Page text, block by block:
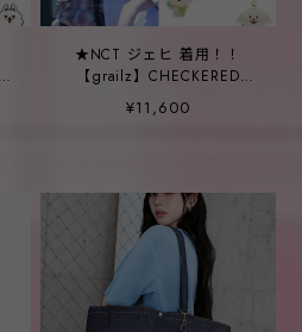
★NCT ジェヒ 着用！！
【grailz】CHECKERED
BACKPACK [PINK]
¥11,600